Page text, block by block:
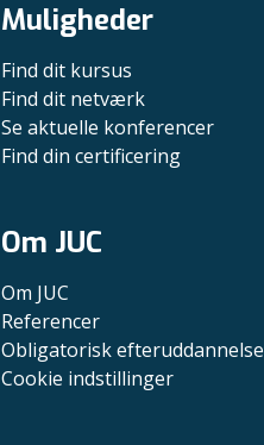
Muligheder
Find dit kursus
Find dit netværk
Se aktuelle konferencer
Find din certificering
Om JUC
Om JUC
Referencer
Obligatorisk efteruddannelse
Cookie indstillinger